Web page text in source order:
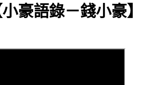
豪語錄－錢小豪